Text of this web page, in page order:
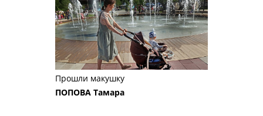
Прошли макушку
ПОПОВА Тамара